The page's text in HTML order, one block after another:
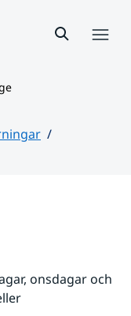
onsdagar och